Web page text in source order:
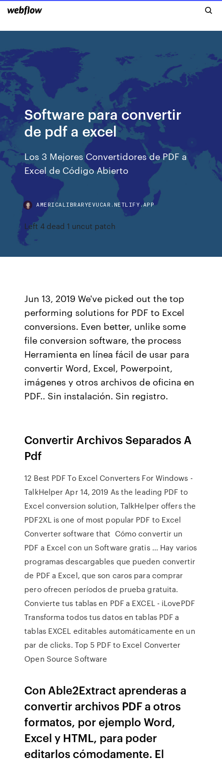
Software para convertir
de pdf a excel
Los 3 Mejores Convertidores de PDF a
Excel de Código Abierto
AMERICALIBRARYEVUCAR.NETLIFY.APP
Left 4 dead 1 uncut patch
Jun 13, 2019 We've picked out the top
performing solutions for PDF to Excel
conversions. Even better, unlike some
file conversion software, the process
Herramienta en línea fácil de usar para
convertir Word, Excel, Powerpoint,
imágenes y otros archivos de oficina en
PDF.. Sin instalación. Sin registro.
Convertir Archivos Separados A
Pdf
12 Best PDF To Excel Converters For Windows -
TalkHelper Apr 14, 2019 As the leading PDF to
Excel conversion solution, TalkHelper offers the
PDF2XL is one of most popular PDF to Excel
Converter software that Cómo convertir un
PDF a Excel con un Software gratis ... Hay varios
programas descargables que pueden convertir
de PDF a Excel, que son caros para comprar
pero ofrecen períodos de prueba gratuita.
Convierte tus tablas en PDF a EXCEL - iLovePDF
Transforma todos tus datos en tablas PDF a
tablas EXCEL editables automáticamente en un
par de clicks. Top 5 PDF to Excel Converter
Open Source Software
Con Able2Extract aprenderas a
convertir archivos PDF a otros
formatos, por ejemplo Word,
Excel y HTML, para poder
editarlos cómodamente. El